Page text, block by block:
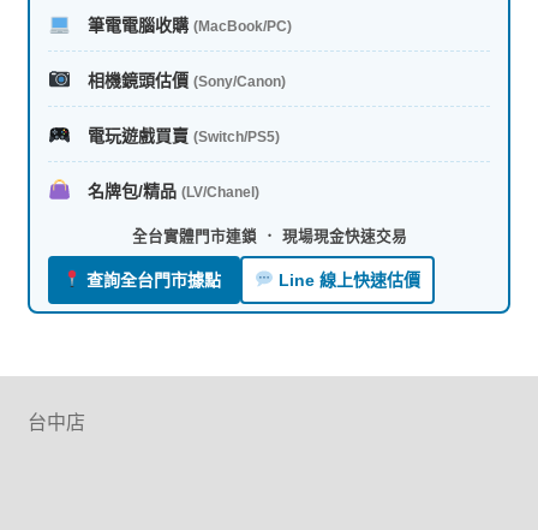
筆電電腦收購 (MacBook/PC)
相機鏡頭估價 (Sony/Canon)
電玩遊戲買賣 (Switch/PS5)
名牌包/精品 (LV/Chanel)
全台實體門市連鎖 ． 現場現金快速交易
查詢全台門市據點 Line 線上快速估價
台中店